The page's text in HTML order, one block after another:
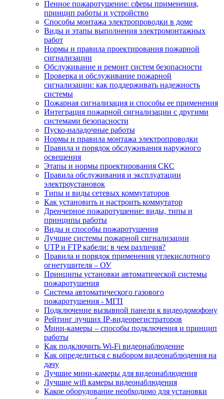
Пенное пожаротушение: сферы применения,
принцип работы и устройство
Способы монтажа электропроводки в доме
Виды и этапы выполнения электромонтажных
работ
Нормы и правила проектирования пожарной
сигнализации
Обслуживание и ремонт систем безопасности
Проверка и обслуживание пожарной
сигнализации: как поддерживать надежность
системы
Пожарная сигнализация и способы ее применения
Интеграция пожарной сигнализации с другими
системами безопасности
Пуско-наладочные работы
Нормы и правила монтажа электропроводки
Правила и порядок обслуживания наружного
освещения
Этапы и нормы проектирования СКС
Правила обслуживания и эксплуатации
электроустановок
Типы и виды сетевых коммутаторов
Как установить и настроить коммутатор
Дренчерное пожаротушение: виды, типы и
принципы работы
Виды и способы пожаротушения
Лучшие системы пожарной сигнализации
UTP и FTP кабели: в чем различия?
Правила и порядок применения углекислотного
огнетушителя – ОУ
Принципы установки автоматической системы
пожаротушения
Система автоматического газового
пожаротушения - МГП
Подключение вызывной панели к видеодомофону
Рейтинг лучших IP-видеорегистраторов
Мини-камеры – способы подключения и принцип
работы
Как подключить Wi-Fi видеонаблюдение
Как определиться с выбором видеонаблюдения на
дачу
Лучшие мини-камеры для видеонаблюдения
Лучшие wifi камеры видеонаблюдения
Какое оборудование необходимо для установки